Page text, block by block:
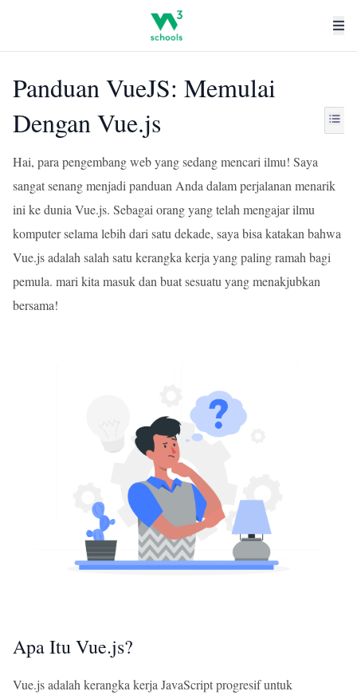
Panduan VueJS: Memulai
Dengan Vue.js
Hai, para pengembang web yang sedang mencari ilmu! Saya
sangat senang menjadi panduan Anda dalam perjalanan menarik
ini ke dunia Vue.js. Sebagai orang yang telah mengajar ilmu
komputer selama lebih dari satu dekade, saya bisa katakan bahwa
Vue.js adalah salah satu kerangka kerja yang paling ramah bagi
pemula. mari kita masuk dan buat sesuatu yang menakjubkan
bersama!
Apa Itu Vue.js?
Vue.js adalah kerangka kerja JavaScript progresif untuk